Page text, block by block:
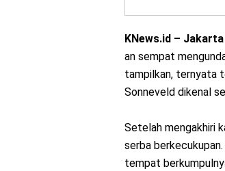
KNews.id – Jakarta
an sempat
tampilkan, ternyata
Sonneveld dikenal
Setelah mengakhiri
serba
tempat